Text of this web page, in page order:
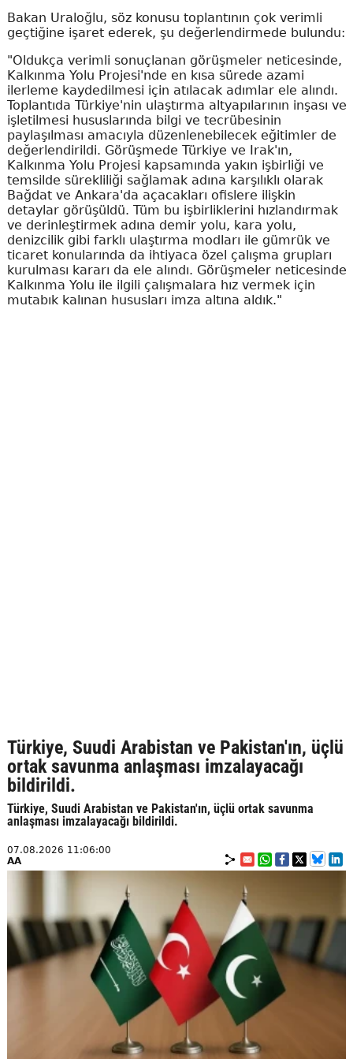
Bakan Uraloğlu, söz konusu toplantının çok verimli
geçtiğine işaret ederek, şu değerlendirmede bulundu:
"Oldukça verimli sonuçlanan görüşmeler neticesinde,
Kalkınma Yolu Projesi'nde en kısa sürede azami
ilerleme kaydedilmesi için atılacak adımlar ele alındı.
Toplantıda Türkiye'nin ulaştırma altyapılarının inşası ve
işletilmesi hususlarında bilgi ve tecrübesinin
paylaşılması amacıyla düzenlenebilecek eğitimler de
değerlendirildi. Görüşmede Türkiye ve Irak'ın,
Kalkınma Yolu Projesi kapsamında yakın işbirliği ve
temsilde sürekliliği sağlamak adına karşılıklı olarak
Bağdat ve Ankara'da açacakları ofislere ilişkin
detaylar görüşüldü. Tüm bu işbirliklerini hızlandırmak
ve derinleştirmek adına demir yolu, kara yolu,
denizcilik gibi farklı ulaştırma modları ile gümrük ve
ticaret konularında da ihtiyaca özel çalışma grupları
kurulması kararı da ele alındı. Görüşmeler neticesinde
Kalkınma Yolu ile ilgili çalışmalara hız vermek için
mutabık kalınan hususları imza altına aldık."
Türkiye, Suudi Arabistan ve Pakistan'ın, üçlü
ortak savunma anlaşması imzalayacağı
bildirildi.
Türkiye, Suudi Arabistan ve Pakistan'ın, üçlü ortak savunma
anlaşması imzalayacağı bildirildi.
07.08.2026 11:06:00
AA